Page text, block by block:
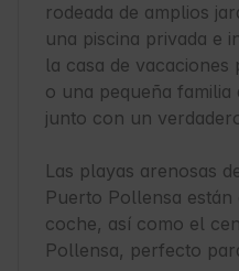
rodeada de amplios
una piscina privada e
la casa de
o una pequeña familia
junto con un
Las playas arenosas
Puerto Pollensa
coche, así como el
Pollensa, perfecto